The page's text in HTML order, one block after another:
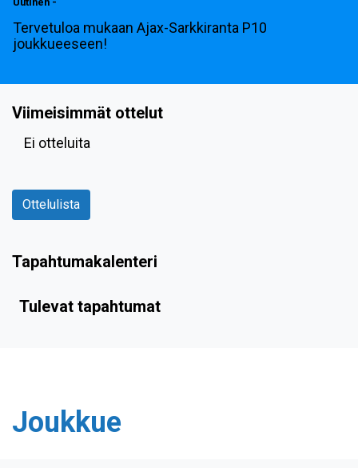
Tervetuloa mukaan Ajax-Sarkkiranta P10
joukkueeseen!
Viimeisimmät ottelut
Ei otteluita
Ottelulista
Tapahtumakalenteri
Tulevat tapahtumat
Joukkue